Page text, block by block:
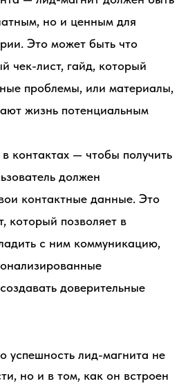
но и ценным для
Это может быть что
чек-лист, гайд, который
проблемы, или материалы,
жизнь потенциальным
контактах — чтобы получить
должен
контактные данные. Это
который позволяет в
с ним коммуникацию,
доверительные
успешность лид-магнита не
но и в том, как он встроен